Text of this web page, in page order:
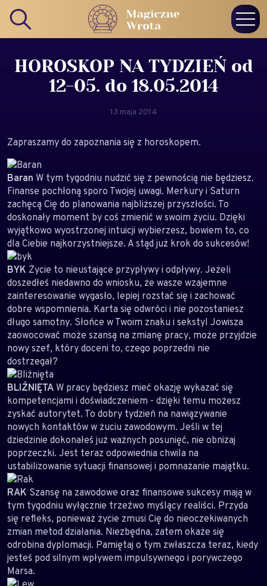
HOROSKOP NA TYDZIEŃ od
12-05. do 18.05.2014
13 maja 2014
Zapraszamy do zapoznania się z horoskopem.
Baran W tym tygodniu nudzić się z pewnością nie będziesz.
Finanse pochłoną sporo Twojej uwagi. Merkury i Saturn
zachęcą Cię do planowania najbliższej przyszłości. To
doskonały moment by coś zmienić w swoim życiu. Dzięki
wyjątkowo wyostrzonej intuicji wybierzesz, bowiem to, co
dla Ciebie najkorzystniejsze. A stąd już krok do sukcesów!
BYK Życie to nieustające przypływy i odpływy. Jeżeli
doszedłeś niedawno do wniosku, że wasze wzajemne
zainteresowanie wygasło, lepiej rozstać się i zachować
dobre wspomnienia. Karta się odwróci i nie pozostaniesz
długo samotny. Słońce w Twoim znaku i sekstyl Jowisza
zaowocować może szansą na zmianę pracy, może przyjdzie
nowy szef, który doceni to, czego poprzedni nie
dostrzegał?
BLIŹNIĘTA W pracy będziesz mieć okazję wykazać się
kompetencjami i doświadczeniem - dzięki temu możesz
zyskać autorytet. To dobry tydzień na nawiązywanie
nowych kontaktów w żuciu zawodowym. Jeśli w tej
dziedzinie dokonałeś już ważnych posunięć, nie obniżaj
poprzeczki. Jest teraz odpowiednia chwila na
ustabilizowanie sytuacji finansowej i pomnażanie majątku.
RAK Szansę na zawodowe oraz finansowe sukcesy mają w
tym tygodniu wyłącznie trzeźwo myślący realiści. Przyda
się refleks, ponieważ życie zmusi Cię do nieoczekiwanych
zmian metod działania. Niezbędna, zatem okaże się
odrobina dyplomacji. Pamiętaj o tym zwłaszcza teraz, kiedy
jesteś pod silnym wpływem impulsywnego i porywczego
Marsa.